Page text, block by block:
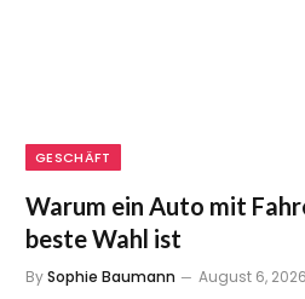
GESCHÄFT
Warum ein Auto mit
beste Wahl ist
BySophie Baumann August 6, 2026